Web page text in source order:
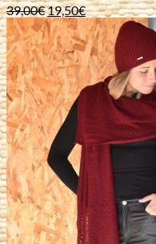
39,00€Le
prix
initial
était :
39,00€.
19,50€Le
prix
actuel
est :
19,50€.